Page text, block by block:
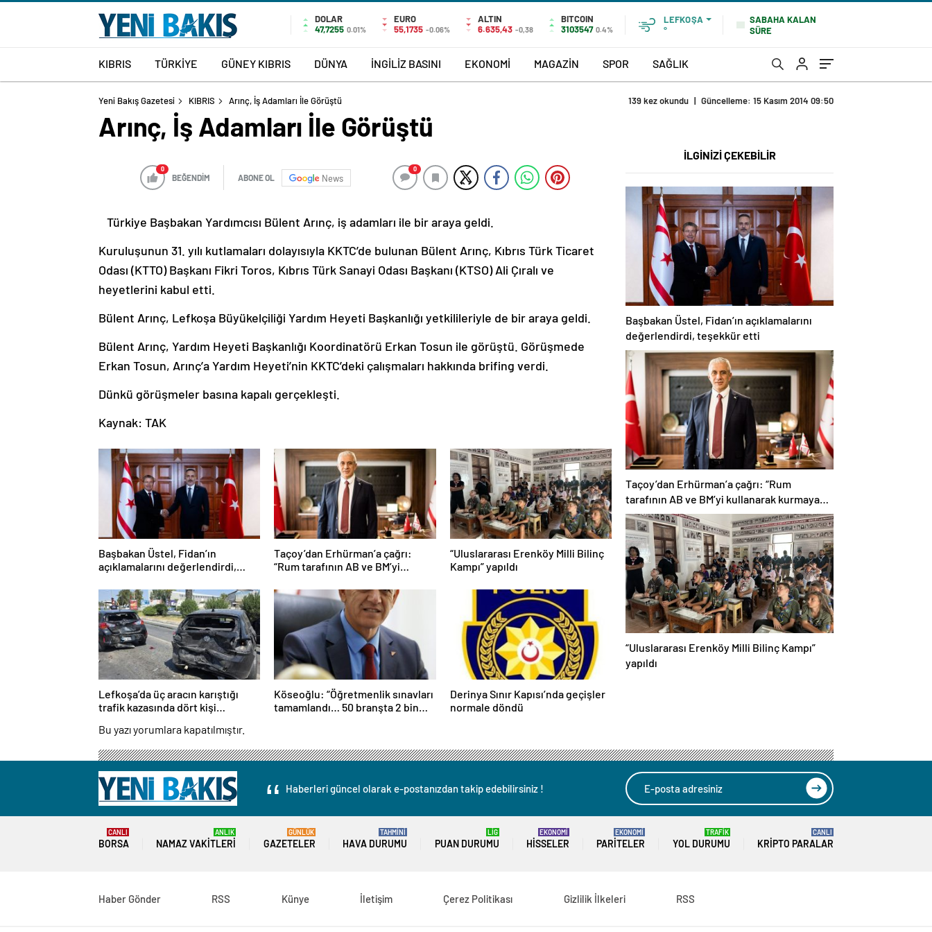
DOLAR
47,7255 0.01%
EURO
55,1735 -0.06%
ALTIN
6.635,43 -0,38
BITCOIN
3103547 0.4%
LEFKOŞA
°
SABAHA KALAN
SÜRE
KIBRIS TÜRKİYE GÜNEY KIBRIS DÜNYA İNGİLİZ BASINI EKONOMİ MAGAZİN SPOR SAĞLIK
Yeni Bakış Gazetesi KIBRIS Arınç, İş Adamları İle Görüştü 139 kez okundu | Güncelleme: 15 Kasım 2014 09:50
Arınç, İş Adamları İle Görüştü
0
BEĞENDİM ABONE OL News
0
Türkiye Başbakan Yardımcısı Bülent Arınç, iş adamları ile bir araya geldi.
Kuruluşunun 31. yılı kutlamaları dolayısıyla KKTC’de bulunan Bülent Arınç, Kıbrıs Türk Ticaret
Odası (KTTO) Başkanı Fikri Toros, Kıbrıs Türk Sanayi Odası Başkanı (KTSO) Ali Çıralı ve
heyetlerini kabul etti.
Bülent Arınç, Lefkoşa Büyükelçiliği Yardım Heyeti Başkanlığı yetkilileriyle de bir araya geldi.
Bülent Arınç, Yardım Heyeti Başkanlığı Koordinatörü Erkan Tosun ile görüştü. Görüşmede
Erkan Tosun, Arınç’a Yardım Heyeti’nin KKTC’deki çalışmaları hakkında brifing verdi.
Dünkü görüşmeler basına kapalı gerçekleşti.
Kaynak: TAK
Başbakan Üstel, Fidan’ın
açıklamalarını değerlendirdi,
Taçoy’dan Erhürman’a çağrı:
“Rum tarafının AB ve BM’yi
tezgaha izin vermeyiniz”
“Uluslararası Erenköy Milli Bilinç
Kampı” yapıldı
Lefkoşa’da üç aracın karıştığı
trafik kazasında dört kişi
Köseoğlu: “Öğretmenlik sınavları
tamamlandı… 50 branşta 2 bin
Derinya Sınır Kapısı’nda geçişler
normale döndü
Bu yazı yorumlara kapatılmıştır.
İLGİNİZİ ÇEKEBİLİR
Başbakan Üstel, Fidan’ın açıklamalarını
değerlendirdi, teşekkür etti
Taçoy’dan Erhürman’a çağrı: “Rum
tarafının AB ve BM’yi kullanarak kurmaya
çalıştığı tezgaha izin vermeyiniz”
“Uluslararası Erenköy Milli Bilinç Kampı”
yapıldı
Haberleri güncel olarak e-postanızdan takip edebilirsiniz !
BORSA
CANLI
NAMAZ VAKITLERI
ANLIK
GAZETELER
GÜNLÜK
HAVA DURUMU
TAHMİNİ
PUAN DURUMU
LİG
HISSELER
EKONOMİ
PARITELER
EKONOMİ
YOL DURUMU
TRAFİK
KRIPTO PARALAR
CANLI
Haber Gönder RSS Künye İletişim Çerez Politikası Gizlilik İlkeleri RSS